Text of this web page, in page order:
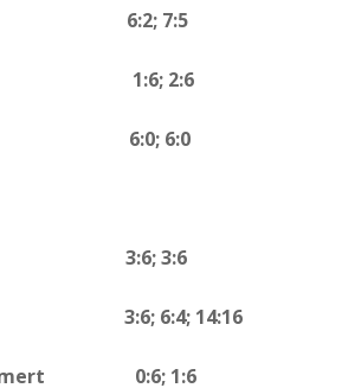
6:2; 7:5
1:6; 2:6
6:0; 6:0
3:6; 3:6
3:6; 6:4; 14:16
0:6; 1:6